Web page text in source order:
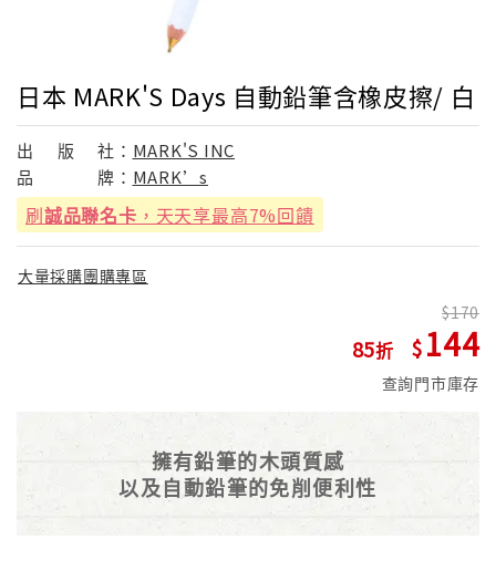
日本 MARK'S Days 自動鉛筆含橡皮擦/ 白
出 版 社： MARK'S INC
品
牌： MARK’s
刷誠品聯名卡 ，天天享最高7%回饋
大量採購團購專區
85
170
144
查詢門市庫存
擁有鉛筆的木頭質感
以及自動鉛筆的免削便利性